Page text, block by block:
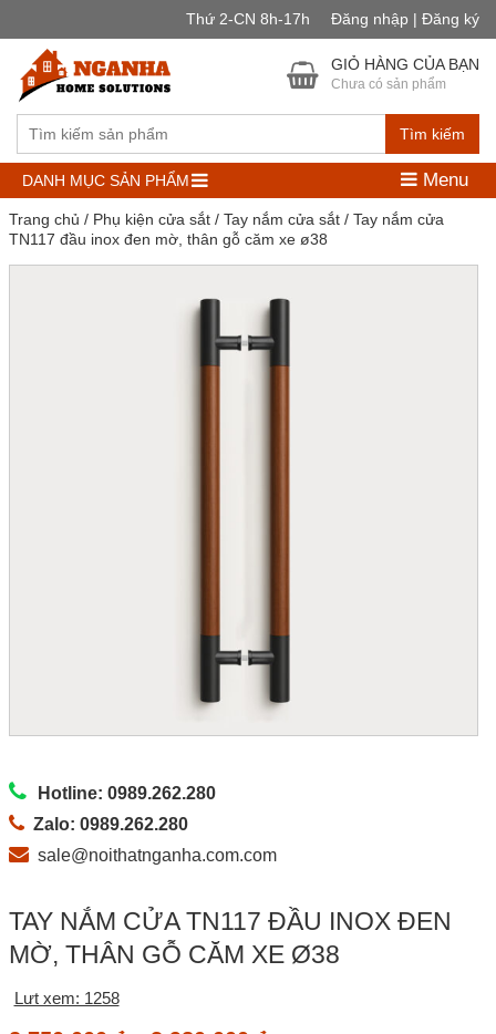
Thứ 2-CN 8h-17h Đăng nhập | Đăng ký
Tìm kiếm
GIỎ HÀNG CỦA BẠN
Chưa có sản phẩm
DANH MỤC SẢN PHẨM Menu
Trang chủ / Phụ kiện cửa sắt/ Tay nắm cửa sắt/ Tay nắm cửa
TN117 đầu inox đen mờ, thân gỗ căm xe ø38
Hotline: 0989.262.280
Zalo: 0989.262.280
sale@noithatnganha.com.com
TAY NẮM CỬA TN117 ĐẦU INOX ĐEN
MỜ, THÂN GỖ CĂM XE Ø38
Lưt xem: 1258